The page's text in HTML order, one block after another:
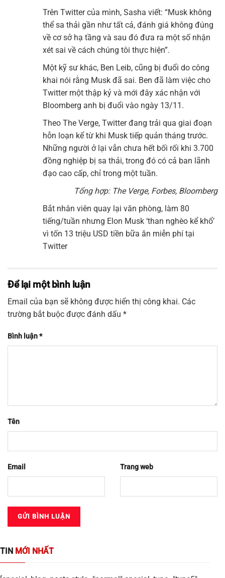
Trên Twitter của mình, Sasha viết: “Musk không
thể sa thải gần như tất cả, đánh giá không đúng
về cơ sở hạ tầng và sau đó đưa ra một số nhận
xét sai về cách chúng tôi thực hiện”.
Một kỹ sư khác, Ben Leib, cũng bị đuổi do công
khai nói rằng Musk đã sai. Ben đã làm việc cho
Twitter một thập kỷ và mới đây xác nhận với
Bloomberg anh bị đuổi vào ngày 13/11.
Theo The Verge, Twitter đang trải qua giai đoạn
hỗn loạn kể từ khi Musk tiếp quản tháng trước.
Những người ở lại vẫn chưa hết bối rối khi 3.700
đồng nghiệp bị sa thải, trong đó có cả ban lãnh
đạo cao cấp, chỉ trong một tuần.
Tổng hợp: The Verge, Forbes, Bloomberg
Bắt nhân viên quay lại văn phòng, làm 80
tiếng/tuần nhưng Elon Musk ‘than nghèo kể khổ’
vì tốn 13 triệu USD tiền bữa ăn miễn phí tại
Twitter
Để lại một bình luận
Email của bạn sẽ không được hiển thị công khai. Các
trường bắt buộc được đánh dấu *
Bình luận*
Tên
Email Trang web
TIN MỚI NHẤT